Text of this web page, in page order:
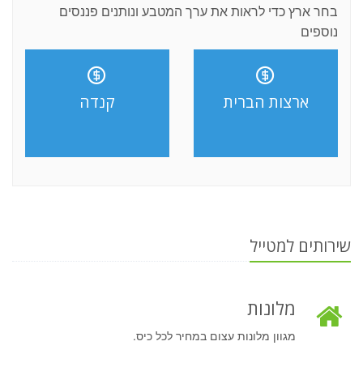
בחר ארץ כדי לראות את ערך המטבע ונותנים פננסים
נוספים
ארצות הברית קנדה
שירותים למטייל
מלונות
מגוון מלונות עצום במחיר לכל כיס.